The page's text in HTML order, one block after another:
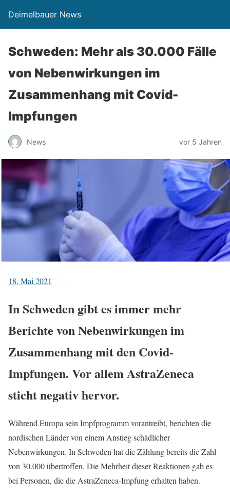
Deimelbauer News
Schweden: Mehr als 30.000 Fälle
von Nebenwirkungen im
Zusammenhang mit Covid-
Impfungen
News vor 5 Jahren
18. Mai 2021
In Schweden gibt es immer mehr
Berichte von Nebenwirkungen im
Zusammenhang mit den Covid-
Impfungen. Vor allem AstraZeneca
sticht negativ hervor.
Während Europa sein Impfprogramm vorantreibt, berichten die
nordischen Länder von einem Anstieg schädlicher
Nebenwirkungen. In Schweden hat die Zählung bereits die Zahl
von 30.000 übertroffen. Die Mehrheit dieser Reaktionen gab es
bei Personen, die die AstraZeneca-Impfung erhalten haben.